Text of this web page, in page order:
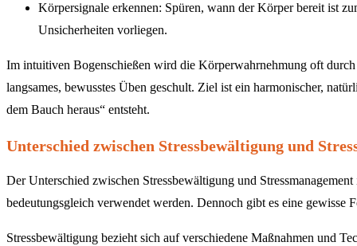
Körpersignale erkennen: Spüren, wann der Körper bereit ist
Unsicherheiten vorliegen.
Im intuitiven Bogenschießen wird die Körperwahrnehmung oft
langsames, bewusstes Üben geschult. Ziel ist ein harmonischer,
dem Bauch heraus“ entsteht.
Unterschied zwischen Stressbewältigung und
Der Unterschied zwischen Stressbewältigung und
bedeutungsgleich verwendet werden. Dennoch gibt es eine gewisse
Stressbewältigung bezieht sich auf verschiedene Maßnahmen und